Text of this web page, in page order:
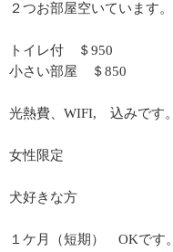
２つお部屋空いています。
トイレ付 ＄950
小さい部屋 ＄850
光熱費、WIFI, 込みです。
女性限定
犬好きな方
１ケ月（短期） OKです。